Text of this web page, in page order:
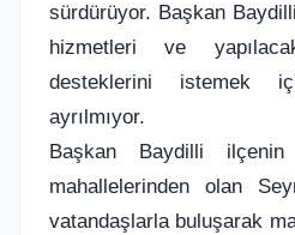
sürdürüyor. Başkan
hizmetleri ve
desteklerini istemek
ayrılmıyor.
Başkan Baydilli
mahallelerinden olan
vatandaşlarla buluşarak